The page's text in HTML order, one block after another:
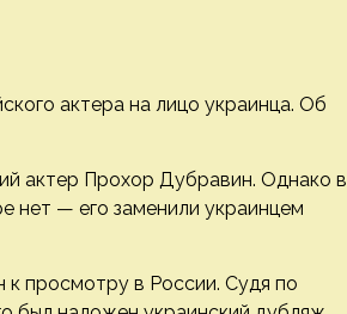
актера на лицо украинца. Об
актер Прохор Дубравин. Однако в
нет — его заменили украинцем
к просмотру в России. Судя по